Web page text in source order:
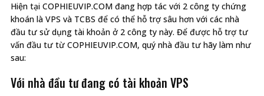
Hiện tại COPHIEUVIP.COM đang hợp tác với 2 công ty chứng
khoán là VPS và TCBS để có thể hỗ trợ sâu hơn với các nhà
đầu tư sử dụng tài khoản ở 2 công ty này. Để được hỗ trợ tư
vấn đầu tư từ COPHIEUVIP.COM, quý nhà đầu tư hãy làm như
sau:
Với nhà đầu tư đang có tài khoản VPS